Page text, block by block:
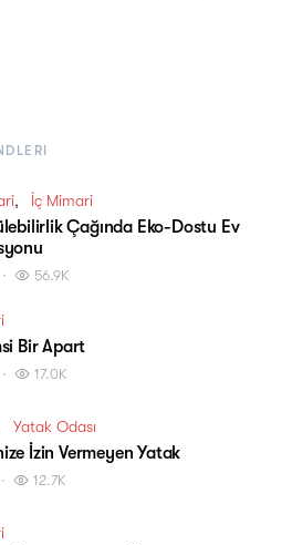
İç Mimari
Çağında Eko-Dostu Ev
56.9K
Bir Apart
17.0K
Yatak Odası
İzin Vermeyen Yatak
12.7K